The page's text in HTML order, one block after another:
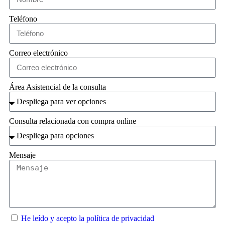
Teléfono
Correo electrónico
Área Asistencial de la consulta
Consulta relacionada con compra online
Mensaje
He leído y acepto la política de privacidad